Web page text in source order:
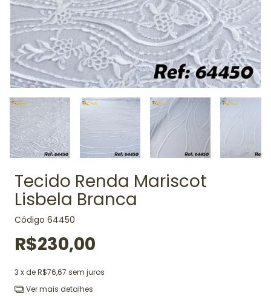
Tecido Renda Mariscot
Lisbela Branca
Código 64450
R$230,00
3 x deR$76,67 sem juros
Ver mais detalhes